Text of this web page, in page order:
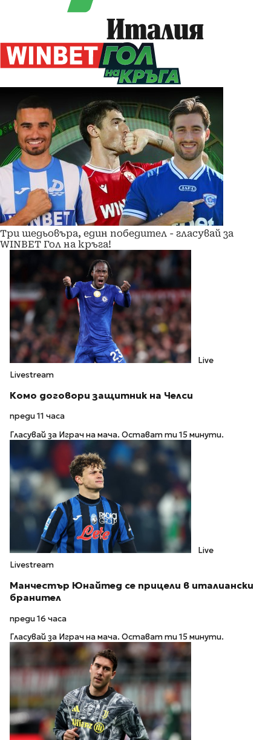
Италия
Три шедьовъра, един победител - гласувай за
WINBET Гол на кръга!
Live
Livestream
Комо договори защитник на Челси
преди 11 часа
Гласувай за Играч на мача. Остават ти 15 минути.
Live
Livestream
Манчестър Юнайтед се прицели в италиански
бранител
преди 16 часа
Гласувай за Играч на мача. Остават ти 15 минути.